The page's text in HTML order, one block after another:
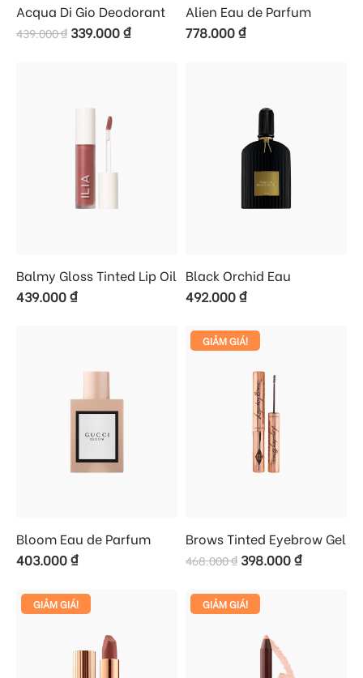
Acqua Di Gio Deodorant
439.000₫ 339.000₫
Alien Eau de Parfum
778.000₫
Balmy Gloss Tinted Lip Oil
439.000₫
Black Orchid Eau
492.000₫
Bloom Eau de Parfum
403.000₫
GIẢM GIÁ!
Brows Tinted Eyebrow Gel
468.000₫ 398.000₫
GIẢM GIÁ! GIẢM GIÁ!